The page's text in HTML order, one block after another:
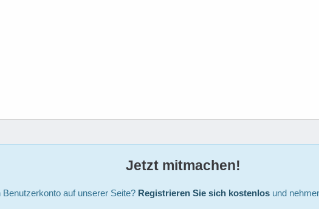
Jetzt mitmachen!
Benutzerkonto auf unserer Seite? Registrieren Sie sich kostenlosund